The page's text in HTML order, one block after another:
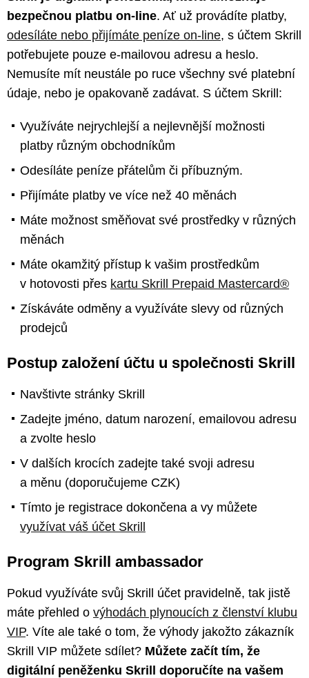
bezpečnou platbu on-line. Ať už provádíte platby,
odesíláte nebo přijímáte peníze on-line, s účtem Skrill
potřebujete pouze e-mailovou adresu a heslo.
Nemusíte mít neustále po ruce všechny své platební
údaje, nebo je opakovaně zadávat. S účtem Skrill:
Využíváte nejrychlejší a nejlevnější možnosti
platby různým obchodníkům
Odesíláte peníze přátelům či příbuzným.
Přijímáte platby ve více než 40 měnách
Máte možnost směňovat své prostředky v různých
měnách
Máte okamžitý přístup k vašim prostředkům
v hotovosti přes kartu Skrill Prepaid Mastercard®
Získáváte odměny a využíváte slevy od různých
prodejců
Postup založení účtu u společnosti Skrill
Navštivte stránky Skrill
Zadejte jméno, datum narození, emailovou adresu
a zvolte heslo
V dalších krocích zadejte také svoji adresu
a měnu (doporučujeme CZK)
Tímto je registrace dokončena a vy můžete
využívat váš účet Skrill
Program Skrill ambassador
Pokud využíváte svůj Skrill účet pravidelně, tak jistě
máte přehled o výhodách plynoucích z členství klubu
VIP. Víte ale také o tom, že výhody jakožto zákazník
Skrill VIP můžete sdílet? Můžete začít tím, že
digitální peněženku Skrill doporučíte na vašem